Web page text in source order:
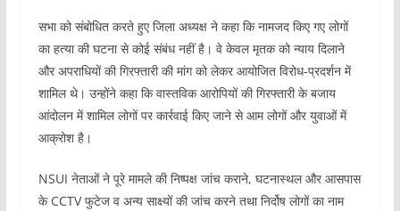
सभा को संबोधित करते हुए जिला अध्यक्ष ने कहा कि नामजद किए गए लोगों
का हत्या की घटना से कोई संबंध नहीं है। वे केवल मृतक को न्याय दिलाने
और अपराधियों की गिरफ्तारी की मांग को लेकर आयोजित विरोध-प्रदर्शन में
शामिल थे। उन्होंने कहा कि वास्तविक आरोपियों की गिरफ्तारी के बजाय
आंदोलन में शामिल लोगों पर कार्रवाई किए जाने से आम लोगों और युवाओं में
आक्रोश है।
NSUI नेताओं ने पूरे मामले की निष्पक्ष जांच कराने, घटनास्थल और आसपास
के CCTV फुटेज व अन्य साक्ष्यों की जांच करने तथा निर्दोष लोगों का नाम